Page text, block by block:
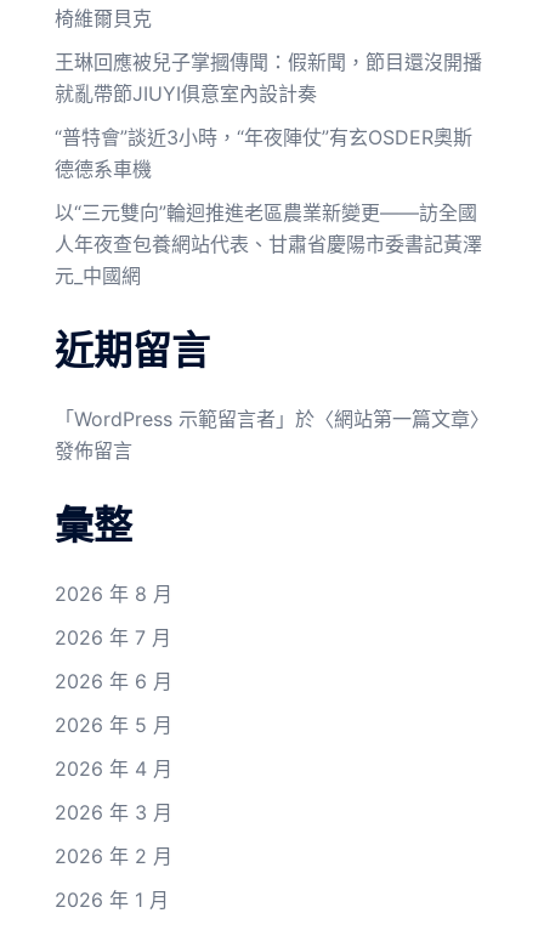
椅維爾貝克
王琳回應被兒子掌摑傳聞：假新聞，節目還沒開播
就亂帶節JIUYI俱意室內設計奏
“普特會”談近3小時，“年夜陣仗”有玄OSDER奧斯
德德系車機
以“三元雙向”輪迴推進老區農業新變更——訪全國
人年夜查包養網站代表、甘肅省慶陽市委書記黃澤
元_中國網
近期留言
「 WordPress 示範留言者 」於〈網站第一篇文章〉
發佈留言
彙整
2026 年 8 月
2026 年 7 月
2026 年 6 月
2026 年 5 月
2026 年 4 月
2026 年 3 月
2026 年 2 月
2026 年 1 月